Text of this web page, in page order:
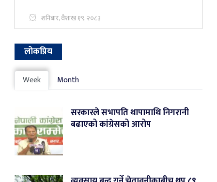
शनिबार, वैशाख १९, २०८३
लोकप्रिय
Week Month
सरकारले सभापति थापामाथि निगरानी
बढाएको कांग्रेसको आरोप